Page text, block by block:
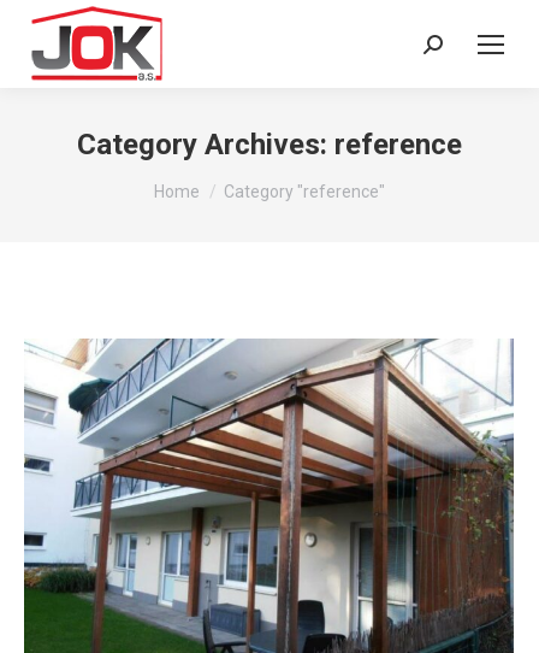
Search:
Category Archives: reference
You are here:
Home Category "reference"